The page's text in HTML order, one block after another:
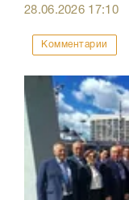
28.06.2026 17:10
Комментарии